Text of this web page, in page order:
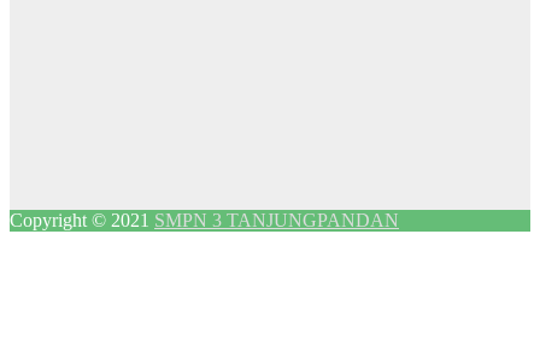
Copyright © 2021 SMPN 3 TANJUNGPANDAN